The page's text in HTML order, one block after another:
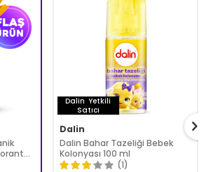
Dalin Yetkili
Satıcı
Dalin
Dalin Bahar Tazeliği Bebek
Kolonyası 100 ml
(1)